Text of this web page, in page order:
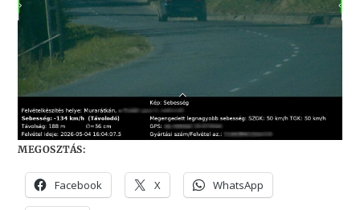
MEGOSZTÁS:
Facebook X WhatsApp